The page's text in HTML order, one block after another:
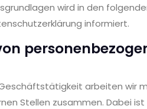
wird in den
informiert.
arbeiten wir
Stellen zusammen. Dabei ist